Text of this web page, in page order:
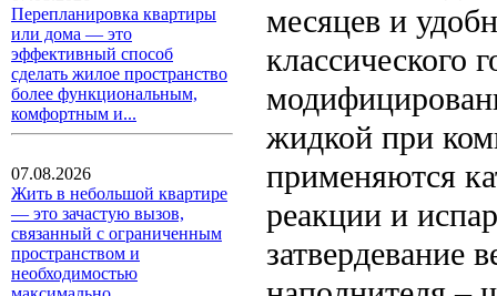
Перепланировка квартиры
или дома — это
эффективный способ
сделать жилое пространство
более функциональным,
комфортным и...
07.08.2026
Жить в небольшой квартире
— это зачастую вызов,
связанный с ограниченным
пространством и
необходимостью
месяцев и
классического
жидкой при
применяются
реакции и
затвердевание